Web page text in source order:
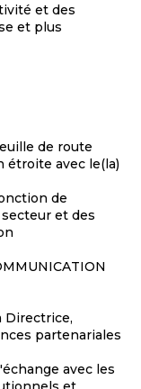
et des
et plus
de route
étroite avec le(la)
de
et des
Directrice,
partenariales
avec les